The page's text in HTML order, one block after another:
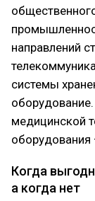
направлений
системы
медицинской
Когда
а когда нет